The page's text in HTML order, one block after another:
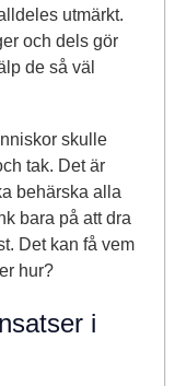
utmärkt.
och dels gör
de så väl
skulle
tak. Det är
behärska alla
bara på att dra
Det kan få vem
hur?
i